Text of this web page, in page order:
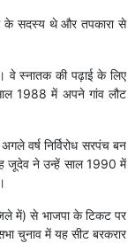
के सदस्य थे और तपकारा से
वे स्नातक की पढ़ाई के लिए
1988 में अपने गांव लौट
वर्ष निर्विरोध सरपंच बन
जूदेव ने उन्हें साल 1990 में
में) से भाजपा के टिकट पर
चुनाव में यह सीट बरकरार